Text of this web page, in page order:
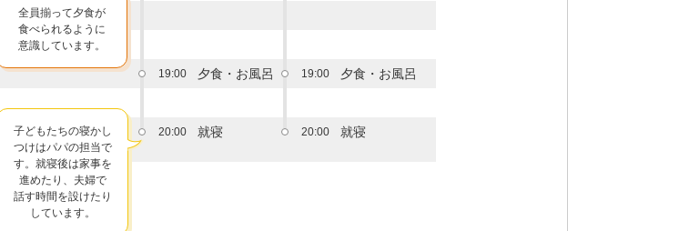
全員揃って夕食が
食べられるように
意識しています。
19:00 夕食・お風呂 19:00 夕食・お風呂
20:00 就寝
子どもたちの寝かし
つけはパパの担当で
す。就寝後は家事を
進めたり、夫婦で
話す時間を設けたり
しています。
20:00 就寝